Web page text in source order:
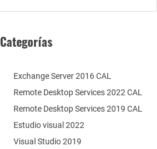
Categorías
Remote Desktop Services 2022 CAL
Remote Desktop Services 2019 CAL
Exchange Server 2016 CAL
Estudio visual 2022
Visual Studio 2019